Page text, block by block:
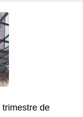
trimestre de